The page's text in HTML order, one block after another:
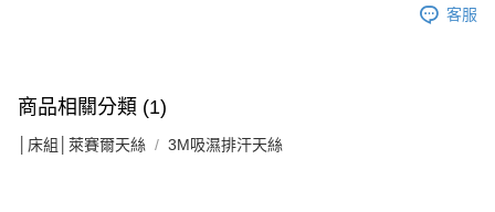
客服
商品相關分類 (1)
│床組│萊賽爾天絲 3M吸濕排汗天絲